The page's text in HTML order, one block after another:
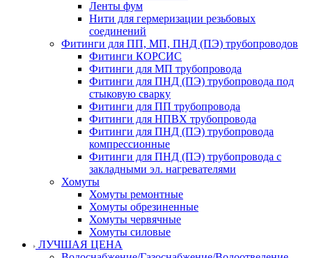
Ленты фум
Нити для гермеризации резьбовых
соединений
Фитинги для ПП, МП, ПНД (ПЭ) трубопроводов
Фитинги КОРСИС
Фитинги для МП трубопровода
Фитинги для ПНД (ПЭ) трубопровода под
стыковую сварку
Фитинги для ПП трубопровода
Фитинги для НПВХ трубопровода
Фитинги для ПНД (ПЭ) трубопровода
компрессионные
Фитинги для ПНД (ПЭ) трубопровода с
закладными эл. нагревателями
Хомуты
Хомуты ремонтные
Хомуты обрезиненные
Хомуты червячные
Хомуты силовые
ЛУЧШАЯ ЦЕНА